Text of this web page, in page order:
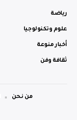
رياضة
علوم وتكنولوجيا
أخبار منوعة
ثقافة وفن
من نحن